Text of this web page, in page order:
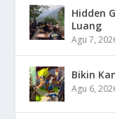
Hidden
Luang
Agu 7,
Bikin
Agu 6,